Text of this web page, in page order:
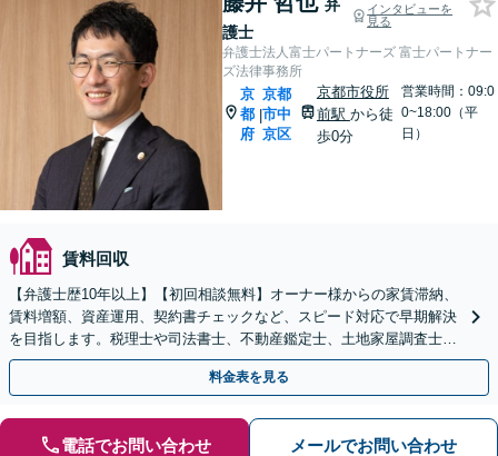
弁
護士
インタビューを
見る
弁護士法人富士パートナーズ 富士パートナー
ズ法律事務所
京
都
府
|
京都
市中
京区
京都市役所
前駅 から徒
歩0分
営業時間：09:0
0~18:00（平
日）
賃料回収
【弁護士歴10年以上】【初回相談無料】オーナー様からの家賃滞納、
賃料増額、資産運用、契約書チェックなど、スピード対応で早期解決
を目指します。税理士や司法書士、不動産鑑定士、土地家屋調査士と
も連携【休日・夜間相談可】【京都市役所前駅5分】
料金表を見る
電話でお問い合わせ メールでお問い合わせ